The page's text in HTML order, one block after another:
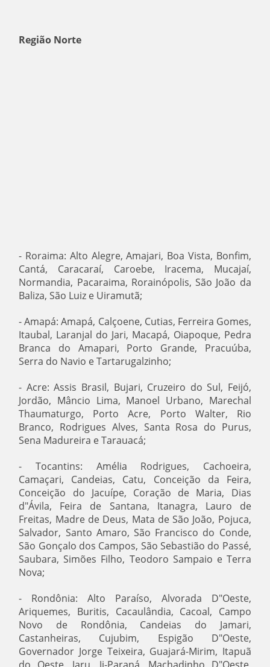
Região Norte
- Roraima: Alto Alegre, Amajari, Boa Vista, Bonfim,
Cantá, Caracaraí, Caroebe, Iracema, Mucajaí,
Normandia, Pacaraima, Rorainópolis, São João da
Baliza, São Luiz e Uiramutã;
- Amapá: Amapá, Calçoene, Cutias, Ferreira Gomes,
Itaubal, Laranjal do Jari, Macapá, Oiapoque, Pedra
Branca do Amapari, Porto Grande, Pracuúba,
Serra do Navio e Tartarugalzinho;
- Acre: Assis Brasil, Bujari, Cruzeiro do Sul, Feijó,
Jordão, Mâncio Lima, Manoel Urbano, Marechal
Thaumaturgo, Porto Acre, Porto Walter, Rio
Branco, Rodrigues Alves, Santa Rosa do Purus,
Sena Madureira e Tarauacá;
- Tocantins: Amélia Rodrigues, Cachoeira,
Camaçari, Candeias, Catu, Conceição da Feira,
Conceição do Jacuípe, Coração de Maria, Dias
d"Ávila, Feira de Santana, Itanagra, Lauro de
Freitas, Madre de Deus, Mata de São João, Pojuca,
Salvador, Santo Amaro, São Francisco do Conde,
São Gonçalo dos Campos, São Sebastião do Passé,
Saubara, Simões Filho, Teodoro Sampaio e Terra
Nova;
- Rondônia: Alto Paraíso, Alvorada D"Oeste,
Ariquemes, Buritis, Cacaulândia, Cacoal, Campo
Novo de Rondônia, Candeias do Jamari,
Castanheiras, Cujubim, Espigão D"Oeste,
Governador Jorge Teixeira, Guajará-Mirim, Itapuã